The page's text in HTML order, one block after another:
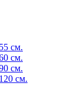
см.
см.
см.
см.